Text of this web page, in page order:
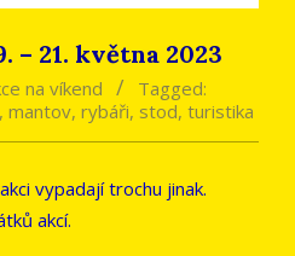
– 21. května 2023
na víkend
Tagged:
, mantov, rybáři, stod, turistika
vypadají trochu jinak.
akcí.